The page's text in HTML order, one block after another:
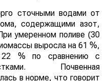
сточными водами от
содержащими азот,
умеренном поливе (30
выросла на 61 %,
% по сравнению с
Почвенная
в норме, что говорит